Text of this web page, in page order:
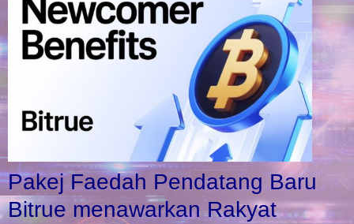
Pakej Faedah Pendatang Baru
Bitrue menawarkan Rakyat